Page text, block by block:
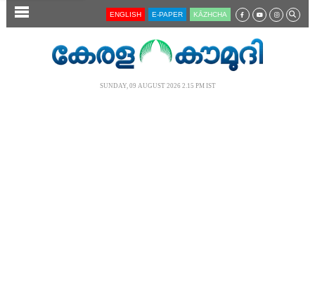
SECTIONS ENGLISH E-PAPER KĀZHCHA
SUNDAY, 09 AUGUST 2026 2.15 PM IST